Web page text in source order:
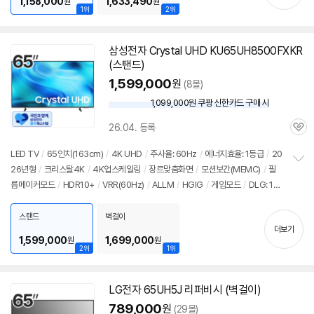
1위 2위
삼성전자 Crystal UHD KU65UH8500FXKR
(스탠드)
1,599,000원 (8몰)
할
가
1,099,000원 쿠팡 신한카드 구매 시
26.04. 등록
관
LED TV / 65인치(163cm) / 4K UHD / 주사율: 60Hz / 에너지효율: 1등급 / 20
26년형 / 크리스탈4K / 4K업스케일링 / 장르맞춤화면 / 모션보간(MEMC) / 필
름메이커모드 / HDR10+ / VRR(60Hz) / ALLM / HGIG / 게임모드 / DLG: 12
기
2위
스탠드
1,599,000원
1위
벽걸이
1,699,000원
더보기
LG전자 65UH5J 리퍼비시 (벽걸이)
789,000원 (29몰)